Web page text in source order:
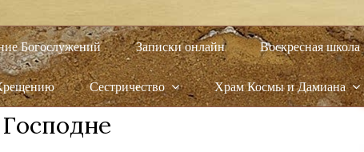
Богослужений Записки онлайн Воскресная школа
Сестричество Храм Космы и Дамиана